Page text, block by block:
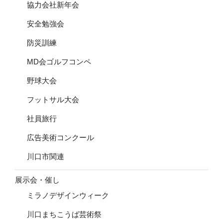
協力会社新年会
安全勉強会
防災訓練
MD会ゴルフコンペ
野球大会
フットサル大会
社員旅行
広告美術コンクール
川口市関連
展示会・催し
ミラノデザインウィーク
川口まちこうば芸術祭